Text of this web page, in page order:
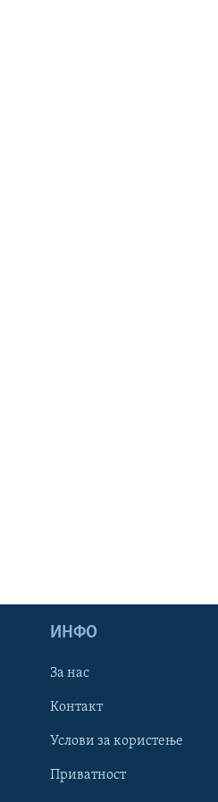
Learning English
НАКУСО...
ИНФО
За нас
Контакт
Услови за користење
Приватност